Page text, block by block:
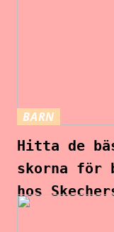
BARN
Hitta de
skorna för
hos